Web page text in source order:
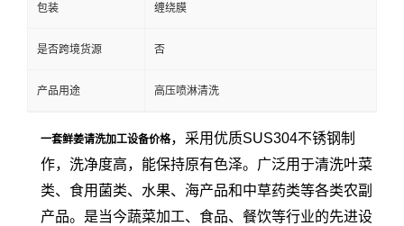
包装 缠绕膜
是否跨境货源 否
产品用途 高压喷淋清洗
一套鲜姜请洗加工设备价格，采用优质SUS304不锈钢制
作，洗净度高，能保持原有色泽。广泛用于清洗叶菜
类、食用菌类、水果、海产品和中草药类等各类农副
产品。是当今蔬菜加工、食品、餐饮等行业的先进设